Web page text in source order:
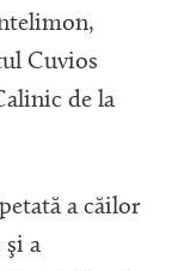
Cuvios
de la
a căilor
şi a